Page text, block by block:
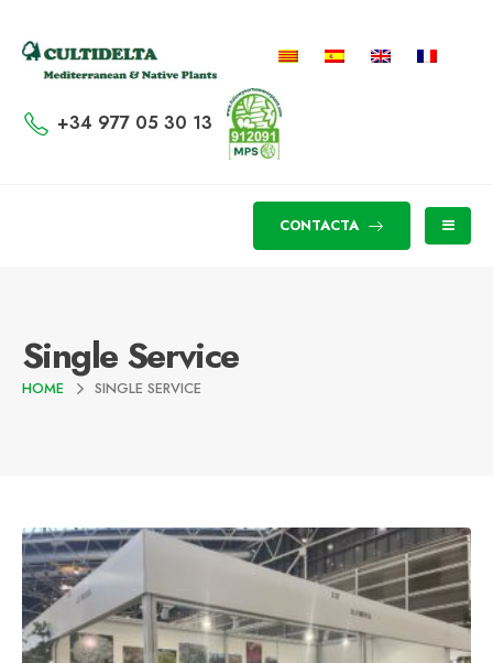
+34 977 05 30 13
CONTACTA
Single Service
HOME SINGLE SERVICE